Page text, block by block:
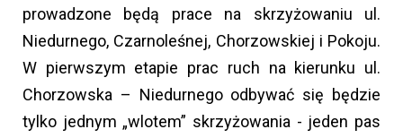
prowadzone będą prace na skrzyżowaniu ul.
Niedurnego, Czarnoleśnej, Chorzowskiej i Pokoju.
W pierwszym etapie prac ruch na kierunku ul.
Chorzowska – Niedurnego odbywać się będzie
tylko jednym „wlotem” skrzyżowania - jeden pas